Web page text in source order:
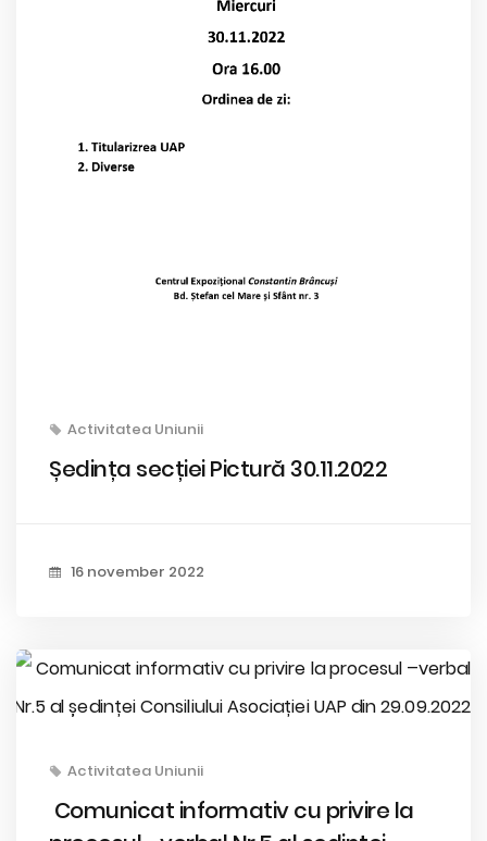
Activitatea Uniunii
Ședința secției Pictură 30.11.2022
16 november 2022
Activitatea Uniunii
Comunicat informativ cu privire la